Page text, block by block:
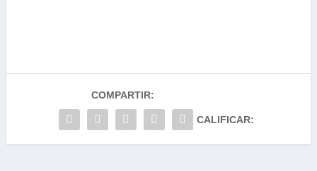
COMPARTIR:
CALIFICAR: